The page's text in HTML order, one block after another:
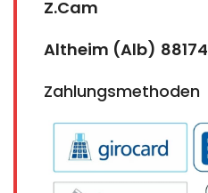
Z.Cam
Altheim (Alb) 88174
Zahlungsmethoden